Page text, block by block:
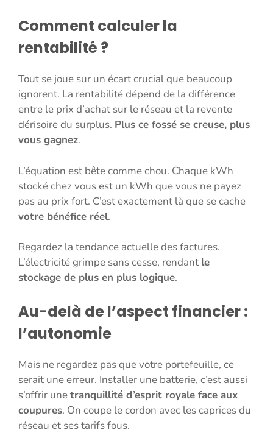
Comment calculer la
rentabilité ?
Tout se joue sur un écart crucial que beaucoup
ignorent. La rentabilité dépend de la différence
entre le prix d’achat sur le réseau et la revente
dérisoire du surplus. Plus ce fossé se creuse, plus
vous gagnez.
L’équation est bête comme chou. Chaque kWh
stocké chez vous est un kWh que vous ne payez
pas au prix fort. C’est exactement là que se cache
votre bénéfice réel.
Regardez la tendance actuelle des factures.
L’électricité grimpe sans cesse, rendant le
stockage de plus en plus logique.
Au-delà de l’aspect financier :
l’autonomie
Mais ne regardez pas que votre portefeuille, ce
serait une erreur. Installer une batterie, c’est aussi
s’offrir unetranquillité d’esprit royale face aux
coupures. On coupe le cordon avec les caprices du
réseau et ses tarifs fous.